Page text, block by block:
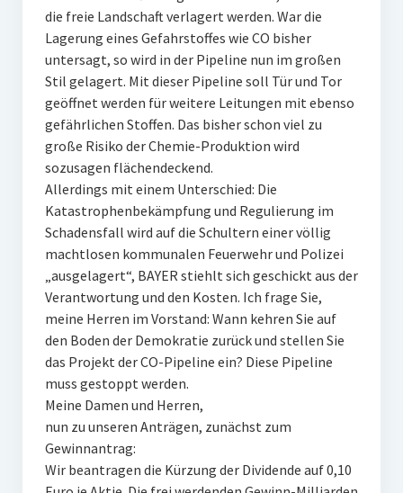
die freie Landschaft verlagert werden. War die
Lagerung eines Gefahrstoffes wie CO bisher
untersagt, so wird in der Pipeline nun im großen
Stil gelagert. Mit dieser Pipeline soll Tür und Tor
geöffnet werden für weitere Leitungen mit ebenso
gefährlichen Stoffen. Das bisher schon viel zu
große Risiko der Chemie-Produktion wird
sozusagen flächendeckend.
Allerdings mit einem Unterschied: Die
Katastrophenbekämpfung und Regulierung im
Schadensfall wird auf die Schultern einer völlig
machtlosen kommunalen Feuerwehr und Polizei
„ausgelagert“, BAYER stiehlt sich geschickt aus der
Verantwortung und den Kosten. Ich frage Sie,
meine Herren im Vorstand: Wann kehren Sie auf
den Boden der Demokratie zurück und stellen Sie
das Projekt der CO-Pipeline ein? Diese Pipeline
muss gestoppt werden.
Meine Damen und Herren,
nun zu unseren Anträgen, zunächst zum
Gewinnantrag:
Wir beantragen die Kürzung der Dividende auf 0,10